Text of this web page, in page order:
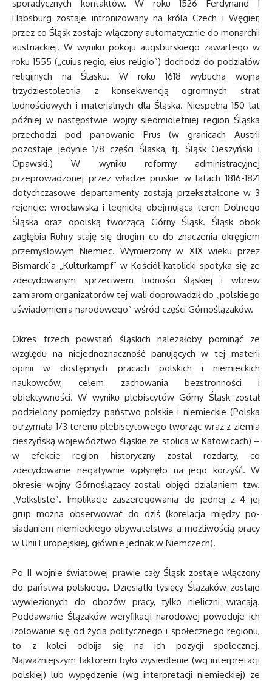
sporadycznych kontaktów. W roku 1526 Ferdynand I
Habsburg zostaje intronizowany na króla Czech i Węgier,
przez co Śląsk zostaje włączony automatycznie do monarchii
austriackiej. W wyniku pokoju augsburskiego zawartego w
roku 1555 („cuius regio, eius religio”) dochodzi do podziałów
religijnych na Śląsku. W roku 1618 wybucha wojna
trzydziestoletnia z konsekwencją ogromnych strat
ludnościowych i materialnych dla Śląska. Niespełna 150 lat
później w następstwie wojny siedmioletniej region Śląska
przechodzi pod panowanie Prus (w granicach Austrii
pozostaje jedynie 1/8 części Ślaska, tj. Śląsk Cieszyński i
Opawski.) W wyniku reformy administracyjnej
przeprowadzonej przez władze pruskie w latach 1816-1821
dotychczasowe departamenty zostają przekształcone w 3
rejencje: wrocławską i legnicką obejmująca teren Dolnego
Śląska oraz opolską tworzącą Górny Śląsk. Śląsk obok
zagłębia Ruhry staję się drugim co do znaczenia okręgiem
przemysłowym Niemiec. Wymierzony w XIX wieku przez
Bismarck`a „Kulturkampf” w Kościół katolicki spotyka się ze
zdecydowanym sprzeciwem ludności śląskiej i wbrew
zamiarom organizatorów tej wali doprowadził do „polskiego
uświadomienia narodowego” wśród części Górnoślązaków.
Okres trzech powstań śląskich należałoby pominąć ze
względu na niejednoznaczność panujących w tej materii
opinii w dostępnych pracach polskich i niemieckich
naukowców, celem zachowania bezstronności i
obiektywności. W wyniku plebiscytów Górny Śląsk został
podzielony pomiędzy państwo polskie i niemieckie (Polska
otrzymała 1/3 terenu plebiscytowego tworząc wraz z ziemia
cieszyńską województwo śląskie ze stolica w Katowicach) –
w efekcie region historyczny został rozdarty, co
zdecydowanie negatywnie wpłynęło na jego korzyść. W
okresie wojny Górnoślązacy zostali objęci działaniem tzw.
„Volksliste”. Implikacje zaszeregowania do jednej z 4 jej
grup można obserwować do dziś (korelacja między po-
siadaniem niemieckiego obywatelstwa a możliwością pracy
w Unii Europejskiej, głównie jednak w Niemczech).
Po II wojnie światowej prawie cały Śląsk zostaje włączony
do państwa polskiego. Dziesiątki tysięcy Ślązaków zostaje
wywiezionych do obozów pracy, tylko nieliczni wracają.
Poddawanie Ślązaków weryfikacji narodowej powoduje ich
izolowanie się od życia politycznego i społecznego regionu,
to z kolei odbija się na ich pozycji społecznej.
Najważniejszym faktorem było wysiedlenie (wg interpretacji
polskiej) lub wypędzenie (wg interpretacji niemieckiej) ze